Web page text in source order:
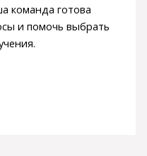
команда готова
и помочь выбрать